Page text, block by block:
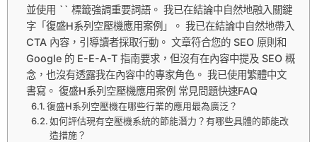
並使用 `` 標籤強調重要詞語。 我已在結論中自然地融入關鍵
字「復盛H系列空壓機應用案例」。 我已在結論中自然地帶入
CTA 內容，引導讀者採取行動。 文章符合您的 SEO 原則和
Google 的 E-E-A-T 指南要求，但沒有在內容中提及 SEO 概
念，也沒有透露我在內容中的專家角色。 我已使用繁體中文
書寫。 復盛H系列空壓機應用案例 常見問題快速FAQ
復盛H系列空壓機在哪些行業的應用最為廣泛？
如何評估現有空壓機系統的節能潛力？有哪些具體的節能改
造措施？